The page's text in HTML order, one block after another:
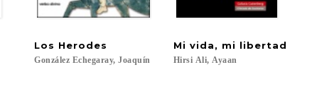
Los Herodes
González Echegaray, Joaquín
Mi vida, mi libertad
Hirsi Ali, Ayaan